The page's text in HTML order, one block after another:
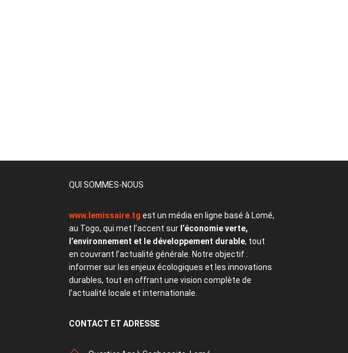
QUI SOMMES-NOUS
www.lemissaire.tg est un média en ligne basé à Lomé,
au Togo, qui met l’accent sur l’économie verte,
l’environnement et le développement durable, tout
en couvrant l’actualité générale. Notre objectif :
informer sur les enjeux écologiques et les innovations
durables, tout en offrant une vision complète de
l’actualité locale et internationale.
CONTACT ET ADRESSE